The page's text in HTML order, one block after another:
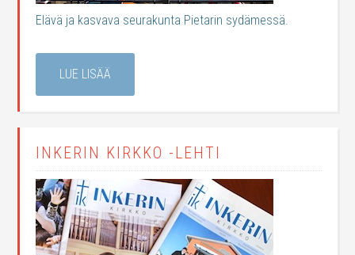
Elävä ja kasvava seurakunta Pietarin sydämessä.
LUE LISÄÄ
INKERIN KIRKKO -LEHTI